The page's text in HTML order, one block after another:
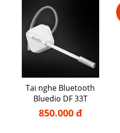
Tai nghe Bluetooth
Bluedio DF 33T
850.000 đ